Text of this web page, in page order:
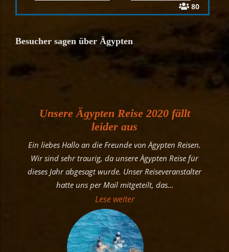
80
Besucher sagen über Ägypten
Unsere Ägypten Reise 2020 fällt
leider aus
Ein liebes Hallo an die Freunde von Ägypten Reisen.
Wir sind sehr traurig, da unsere Ägypten Reise für
dieses Jahr abgesagt wurde. Unser Reiseveranstalter
hatte uns per Mail mitgeteilt, das…
Lese weiter„Unsere Ägypten Reise